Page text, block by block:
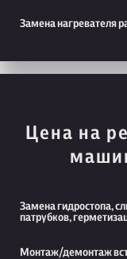
Замена нагревателя
Цена на
Замена гидростопа,
патрубков,
Монтаж/демонтаж